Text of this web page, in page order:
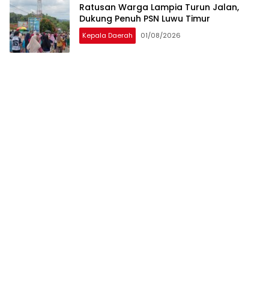
Ratusan Warga Lampia Turun Jalan,
Dukung Penuh PSN Luwu Timur
Kepala Daerah 01/08/2026